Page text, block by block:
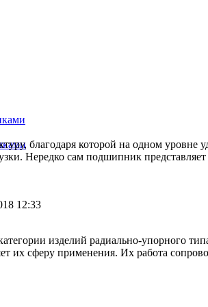
благодаря которой на одном
Нередко сам подшипник
12:33
изделий радиально-упорного
их сферу применения. Их работа